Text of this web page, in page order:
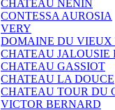
CHATEAU NENIN
CONTESSA AUROSIA
VERY
DOMAINE DU VIEUX
CHATEAU JALOUSIE
CHATEAU GASSIOT
CHATEAU LA DOUCE
CHATEAU TOUR DU
VICTOR BERNARD